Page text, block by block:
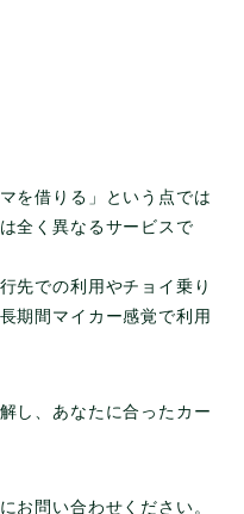
を借りる」という点では
全く異なるサービスで
先での利用やチョイ乗り
期間マイカー感覚で利用
し、あなたに合ったカー
お問い合わせください。